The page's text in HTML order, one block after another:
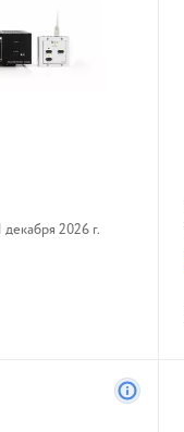
декабря 2026 г.